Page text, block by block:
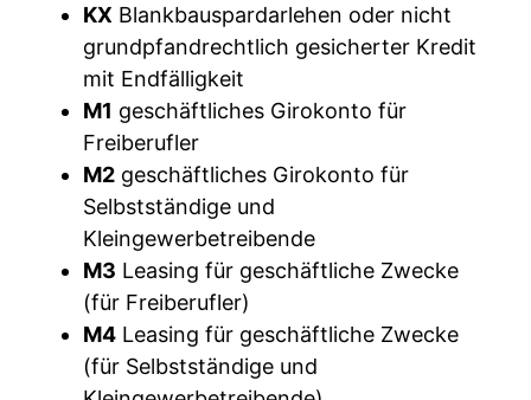
KX Blankbauspardarlehen oder nicht
grundpfandrechtlich gesicherter Kredit
mit Endfälligkeit
M1 geschäftliches Girokonto für
Freiberufler
M2 geschäftliches Girokonto für
Selbstständige und
Kleingewerbetreibende
M3 Leasing für geschäftliche Zwecke
(für Freiberufler)
M4 Leasing für geschäftliche Zwecke
(für Selbstständige und